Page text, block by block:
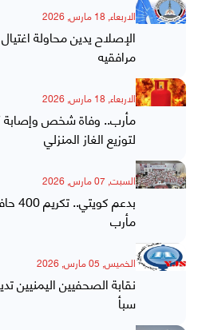
الاربعاء, 18 مارس, 2026
الإصلاح يدين محاولة
مرافقيه
الاربعاء, 18 مارس, 2026
لتوزيع الغاز المنزلي
السبت, 07 مارس, 2026
بدعم
مأرب
الخميس, 05 مارس, 2026
نقابة الصحفيين اليمنيين
سبأ